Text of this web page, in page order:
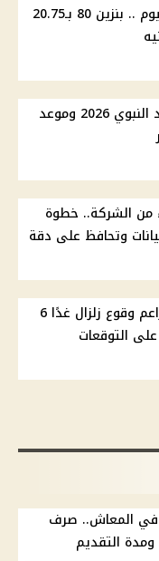
أسعار الوقود في مصر اليوم .. بنزين 80 بـ20.75
موقف ترحيل إجازة المولد النبوي 2026 وموعد
من الشركة.. خطوة
وتحافظ على دقة
البحوث الفلكية تحسم مزاعم وقوع زلزال غدًا 6
التوقعات
في المعاش.. صرف
التقديم